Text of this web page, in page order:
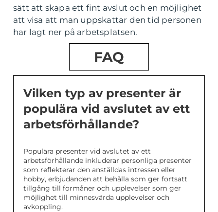
sätt att skapa ett fint avslut och en möjlighet
att visa att man uppskattar den tid personen
har lagt ner på arbetsplatsen.
FAQ
Vilken typ av presenter är
populära vid avslutet av ett
arbetsförhållande?
Populära presenter vid avslutet av ett
arbetsförhållande inkluderar personliga presenter
som reflekterar den anställdas intressen eller
hobby, erbjudanden att behålla som ger fortsatt
tillgång till förmåner och upplevelser som ger
möjlighet till minnesvärda upplevelser och
avkoppling.